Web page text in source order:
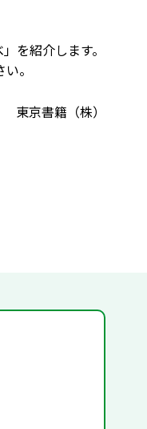
を紹介します。
。
東京書籍（株）